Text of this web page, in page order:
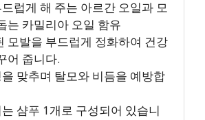
럽게 해 주는 아르간 오일과 모
는 카밀리아 오일 함유
모발을 부드럽게 정화하여 건강
어 줍니다.
맞추며 탈모와 비듬을 예방합
샴푸 1개로 구성되어 있습니